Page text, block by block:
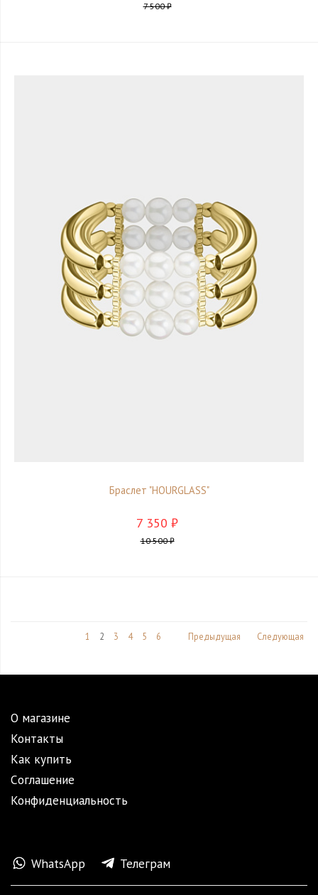
7 500 ₽
Браслет "HOURGLASS"
7 350 ₽
10 500 ₽
1 2 3 4 5 6 Предыдущая Следующая
О магазине
Контакты
Как купить
Cоглашение
Конфиденциальность
WhatsApp Телеграм